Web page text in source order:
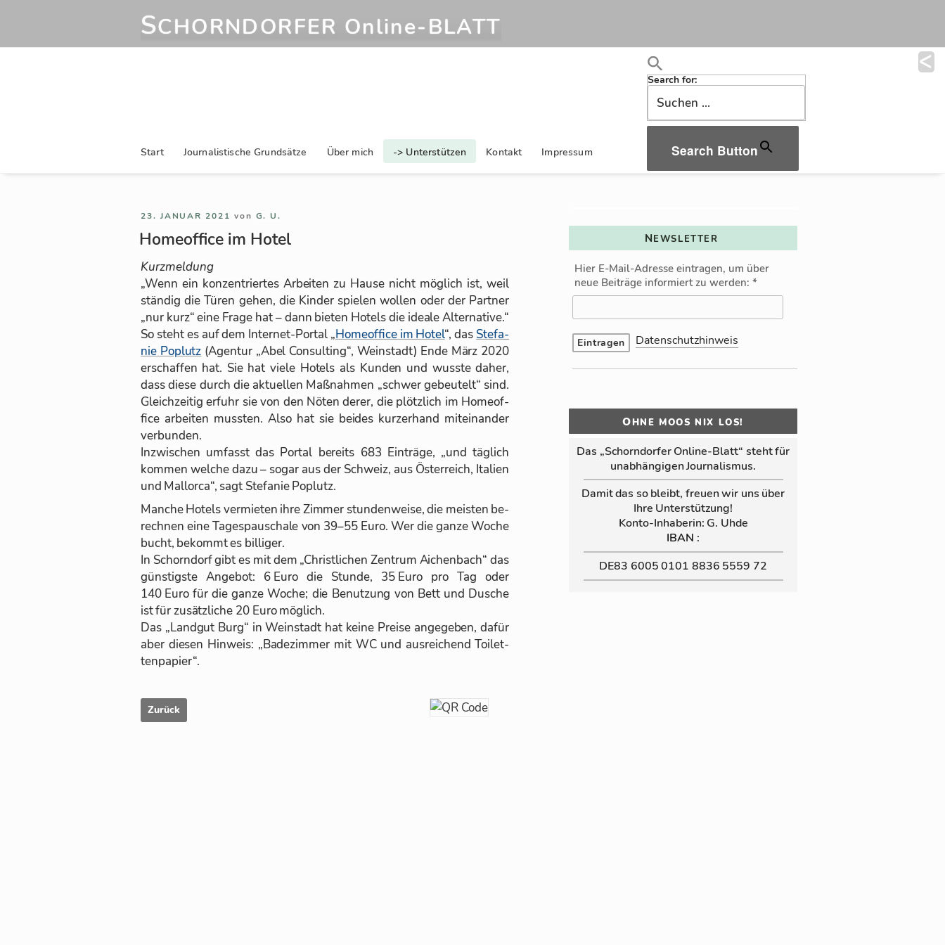
SCHORNDORFER Online‑BLATT
Start Journalistische Grundsätze Über mich -> Unterstützen Kontakt Impressum
Search for:
Search Button
VERÖFFENTLICHT
23. JANUAR 2021 von G. U.
Homeoffice im Hotel
Kurz­mel­dung
„Wenn ein kon­zen­trier­tes Ar­bei­ten zu Hause nicht mög­lich ist, weil
stän­dig die Tü­ren ge­hen, die Kin­der spie­len wol­len oder der Part­ner
„nur kurz“ eine Frage hat – dann bie­ten Ho­tels die ideale Al­ter­na­tive.“
So steht es auf dem In­ter­net-Por­tal „Ho­me­of­fice im Ho­tel“, dasSte­fa­
nie Po­plutz (Agen­tur „Abel Con­sul­ting“, Wein­stadt) Ende März 2020
er­schaf­fen hat. Sie hat viele Ho­tels als Kun­den und wusste da­her,
dass diese durch die ak­tu­el­len Maß­nah­men „schwer ge­beu­telt“ sind.
Gleich­zei­tig er­fuhr sie von den Nö­ten de­rer, die plötz­lich im Ho­me­of­
fice ar­bei­ten muss­ten. Also hat sie bei­des kur­zer­hand mit­ein­an­der
ver­bun­den.
In­zwi­schen um­fasst das Por­tal be­reits 683 Ein­träge, „und täg­lich
kom­men wel­che dazu – so­gar aus der Schweiz, aus Ös­ter­reich, Ita­lien
und Mal­lorca“, sagt Ste­fa­nie Po­plutz.
Man­che Ho­tels ver­mie­ten ihre Zim­mer stun­den­weise, die meis­ten be­
rech­nen eine Ta­ges­pau­schale von 39–55 Euro. Wer die ganze Wo­che
bucht, be­kommt es bil­li­ger.
In Schorn­dorf gibt es mit dem „Christ­li­chen Zen­trum Ai­chen­bach“ das
güns­tigste An­ge­bot: 6 Euro die Stunde, 35 Euro pro Tag oder
140 Euro für die ganze Wo­che; die Be­nut­zung von Bett und Du­sche
ist für zu­sätz­li­che 20 Euro mög­lich.
Das „Land­gut Burg“ in Wein­stadt hat keine Preise an­ge­ge­ben, da­für
aber die­sen Hin­weis: „Ba­de­zim­mer mit WC und aus­rei­chend Toi­let­
ten­pa­pier“.
NEWSLETTER
Hier E-Mail-Adresse eintragen, um über
neue Beiträge informiert zu werden:*
Datenschutzhinweis
OHNE MOOS NIX LOS!
Das „Schorn­dor­fer Online‑Blatt“ steht für
un­ab­hän­gi­gen Jour­na­lis­mus.
Da­mit das so bleibt, freuen wir uns über
Ihre Un­ter­stüt­zung!
Konto-In­ha­be­rin: G. Uhde
IBAN :
DE83 6005 0101 8836 5559 72